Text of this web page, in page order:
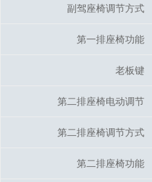
副驾座椅调节方式
第一排座椅功能
老板键
第二排座椅电动调节
第二排座椅调节方式
第二排座椅功能
副驾座椅调节方式
第一排座椅功能
老板键
第二排座椅电动调节
第二排座椅调节方式
第二排座椅功能